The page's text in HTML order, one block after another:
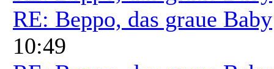
RE: Beppo, das graue Baby
10:49